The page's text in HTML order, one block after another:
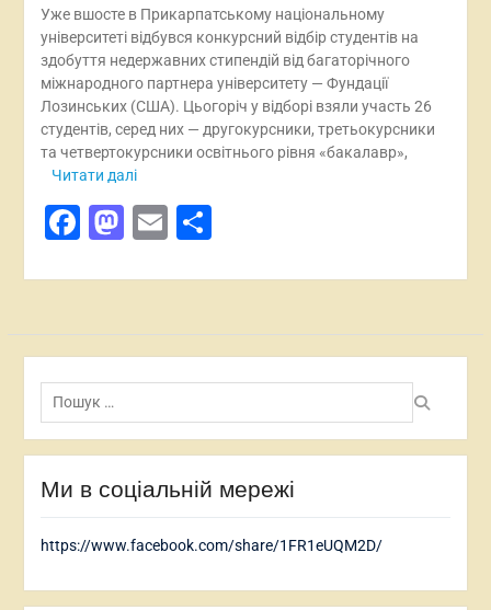
Уже вшосте в Прикарпатському національному
університеті відбувся конкурсний відбір студентів на
здобуття недержавних стипендій від багаторічного
міжнародного партнера університету — Фундації
Лозинських (США). Цьогоріч у відборі взяли участь 26
студентів, серед них — другокурсники, третьокурсники
та четвертокурсники освітнього рівня «бакалавр»,
Читати далі
Facebook
Mastodon
EmailПоділитися
Пошук:
Ми в соціальній мережі
https://www.facebook.com/share/1FR1eUQM2D/